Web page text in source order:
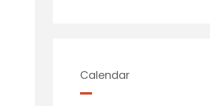
Calendar